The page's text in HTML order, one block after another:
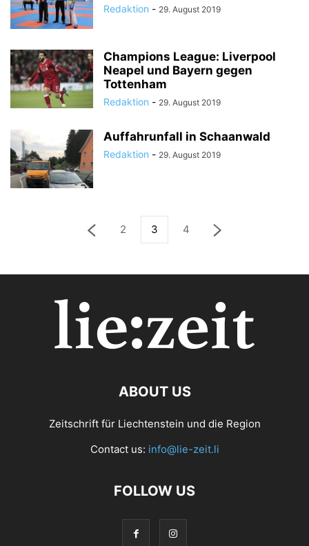
Redaktion - 29. August 2019
Champions League: Liverpool
Neapel und Bayern gegen
Tottenham
Redaktion - 29. August 2019
Auffahrunfall in Schaanwald
Redaktion - 29. August 2019
2 3 4
ABOUT US
Zeitschrift für Liechtenstein und die Region
Contact us: info@lie-zeit.li
FOLLOW US